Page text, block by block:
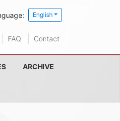
English
FAQ Contact
ARCHIVE